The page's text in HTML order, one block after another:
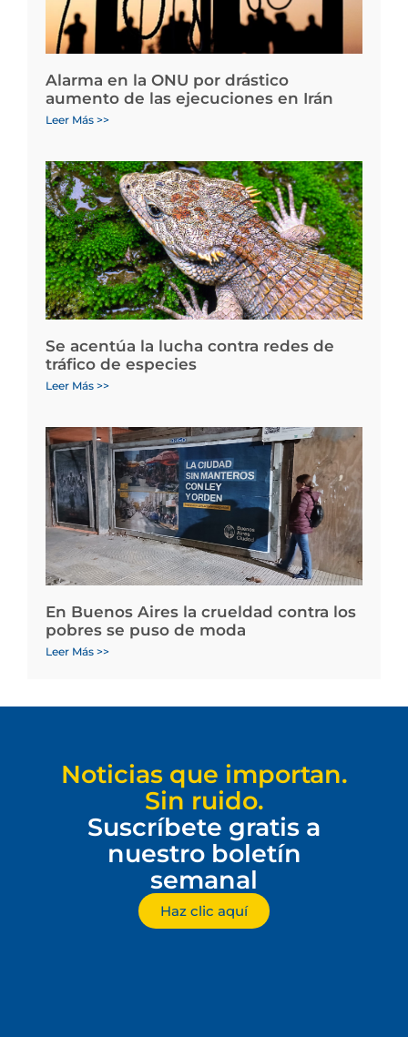
Alarma en la ONU por drástico
aumento de las ejecuciones en Irán
Leer Más >>
Se acentúa la lucha contra redes de
tráfico de especies
Leer Más >>
En Buenos Aires la crueldad contra los
pobres se puso de moda
Leer Más >>
Noticias que importan.
Sin ruido.
Suscríbete gratis a
nuestro boletín
semanal
Haz clic aquí